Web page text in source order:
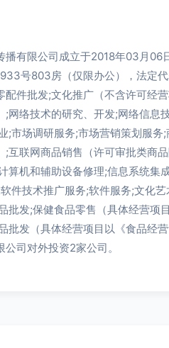
播有限公司成立于2018年03月06
号803房（仅限办公），法定
配件批发;文化推广（不含许可经
;网络技术的研究、开发;网络信息
;市场调研服务;市场营销策划服务
;互联网商品销售（许可审批类商
算机和辅助设备修理;信息系统集
件技术推广服务;软件服务;文化
批发;保健食品零售（具体经营项
批发（具体经营项目以《食品经
司对外投资2家公司。